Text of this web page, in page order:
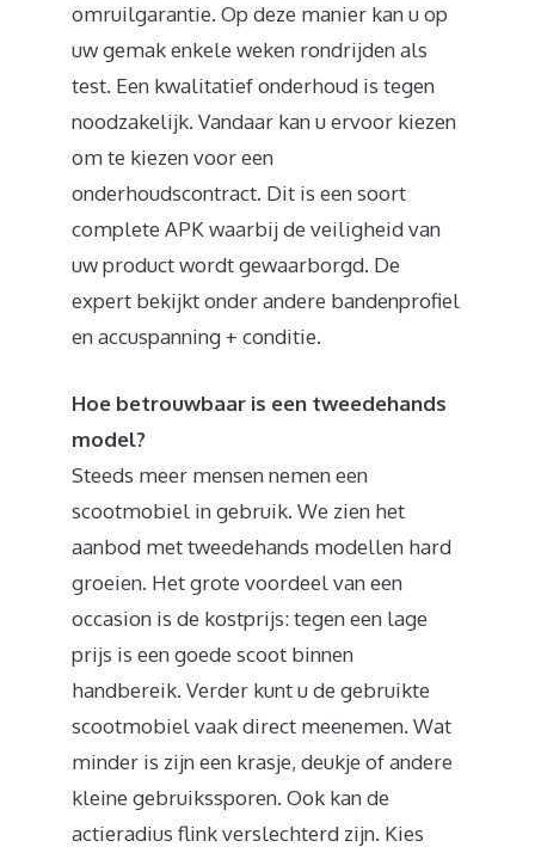
omruilgarantie. Op deze manier kan u op
uw gemak enkele weken rondrijden als
test. Een kwalitatief onderhoud is tegen
noodzakelijk. Vandaar kan u ervoor kiezen
om te kiezen voor een
onderhoudscontract. Dit is een soort
complete APK waarbij de veiligheid van
uw product wordt gewaarborgd. De
expert bekijkt onder andere bandenprofiel
en accuspanning + conditie.
Hoe betrouwbaar is een tweedehands
model?
Steeds meer mensen nemen een
scootmobiel in gebruik. We zien het
aanbod met tweedehands modellen hard
groeien. Het grote voordeel van een
occasion is de kostprijs: tegen een lage
prijs is een goede scoot binnen
handbereik. Verder kunt u de gebruikte
scootmobiel vaak direct meenemen. Wat
minder is zijn een krasje, deukje of andere
kleine gebruikssporen. Ook kan de
actieradius flink verslechterd zijn. Kies